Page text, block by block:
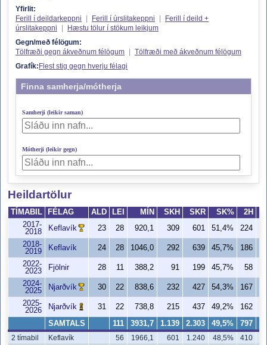
Yfirlit:
Ferill í deildarkeppni
Ferill í úrslitakeppni
Ferill í deild +
úrslitakeppni
Hæstu tölur í stökum leikjum
Gegn/með félögum:
Tölfræði gegn ákveðnum félögum
Tölfræði með ákveðnum félögum
Grafík: Flest stig gegn hverju félagi
Finna samherja/mótherja
Samherji (leikir saman)
Mótherji (leikir gegn)
Heildartölur
TÍMABIL FÉLAG ALD LEI MÍN SKH SKR SK%
2H
2017-
2018
Keflavík 23 28 920,1 309 601 51,4% 224
2018-
2019
Keflavík 24 28 1046,0 292 639 45,7% 186
2022-
2023
Fjölnir 28 11 388,2 91 199 45,7% 58
2024-
2025
Njarðvík 30 22 838,6 232 427 54,3% 167
2025-
2026
Njarðvík 31 22 738,8 215 437 49,2% 162
SAMTALS 111 3931,7 1.139 2.303 49,5% 797
2 tímabil Keflavík 56 1966,1 601 1.240 48,5% 410